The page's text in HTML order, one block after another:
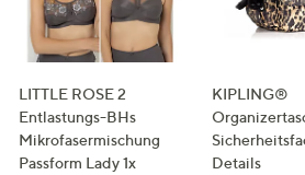
LITTLE ROSE 2
Entlastungs-BHs
Mikrofasermischung
Passform Lady 1x
KIPLING®
Details